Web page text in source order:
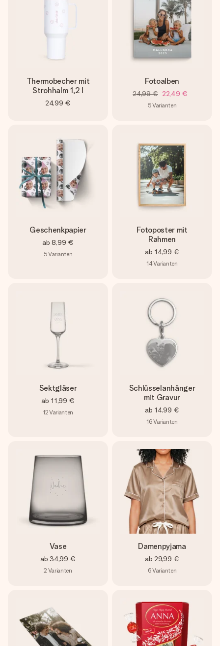
Thermobecher mit
Strohhalm 1,2 l
24,99 €
Fotoalben
24,99 € 22,49 €
5Varianten
Geschenkpapier
ab 8,99 €
5Varianten
Fotoposter mit
Rahmen
ab 14,99 €
14Varianten
Sektgläser
ab 11,99 €
12Varianten
Schlüsselanhänger
mit Gravur
ab 14,99 €
16Varianten
Vase
ab 34,99 €
2 Varianten
Damenpyjama
ab 29,99 €
6Varianten